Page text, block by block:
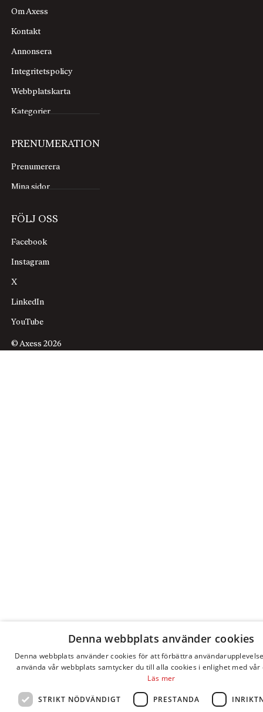
Om Axess
Kontakt
Annonsera
Integritetspolicy
Webbplatskarta
Kategorier
PRENUMERATION
Prenumerera
Mina sidor
FÖLJ OSS
Facebook
Instagram
X
LinkedIn
YouTube
© Axess 2026
Denna webbplats använder cookies
Denna webbplats använder cookies för att förbättra
använda vår webbplats samtycker du till alla cookies i enlighet med vår
Läs mer
STRIKT NÖDVÄNDIGT PRESTANDA